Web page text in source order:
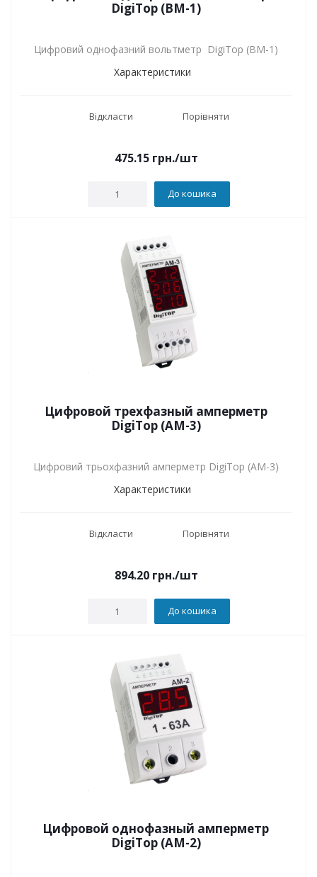
DigiTop (ВМ-1)
Цифровий однофазний вольтметр DigiTop (ВМ-1)
Характеристики
Відкласти Порівняти
475.15грн./шт
До кошика
Цифровой трехфазный амперметр
DigiTop (АМ-3)
Цифровий трьохфазний амперметр DigiTop (АМ-3)
Характеристики
Відкласти Порівняти
894.20грн./шт
До кошика
Цифровой однофазный амперметр
DigiTop (АМ-2)